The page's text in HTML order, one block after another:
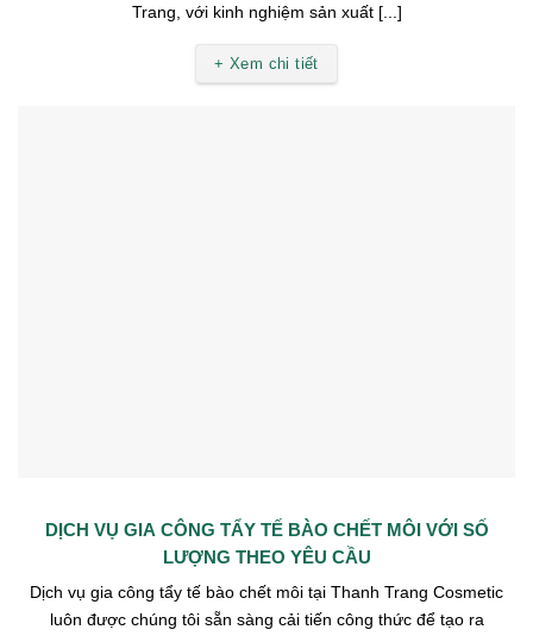
Trang, với kinh nghiệm sản xuất [...]
+ Xem chi tiết
DỊCH VỤ GIA CÔNG TẨY TẾ BÀO CHẾT MÔI VỚI SỐ
LƯỢNG THEO YÊU CẦU
Dịch vụ gia công tẩy tế bào chết môi tại Thanh Trang Cosmetic
luôn được chúng tôi sẵn sàng cải tiến công thức để tạo ra